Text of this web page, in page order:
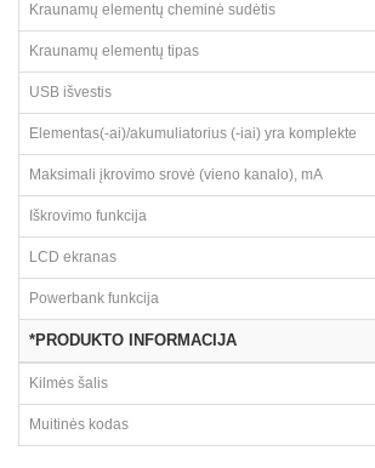
Kraunamų elementų cheminė sudėtis
Kraunamų elementų tipas
USB išvestis
Elementas(-ai)/akumuliatorius (-iai) yra komplekte
Maksimali įkrovimo srovė (vieno kanalo), mA
Iškrovimo funkcija
LCD ekranas
Powerbank funkcija
*PRODUKTO INFORMACIJA
Kilmės šalis
Muitinės kodas